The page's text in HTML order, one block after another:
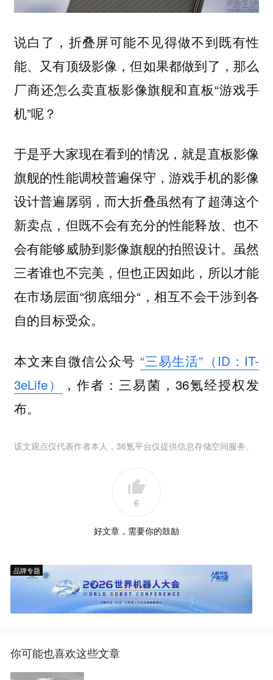
说白了，折叠屏可能不见得做不到既有性
能、又有顶级影像，但如果都做到了，那么
厂商还怎么卖直板影像旗舰和直板“游戏手
机”呢？
于是乎大家现在看到的情况，就是直板影像
旗舰的性能调校普遍保守，游戏手机的影像
设计普遍孱弱，而大折叠虽然有了超薄这个
新卖点，但既不会有充分的性能释放、也不
会有能够威胁到影像旗舰的拍照设计。虽然
三者谁也不完美，但也正因如此，所以才能
在市场层面“彻底细分“，相互不会干涉到各
自的目标受众。
本文来自微信公众号 “三易生活”（ID：IT-
3eLife）
，作者：三易菌，36氪经授权发
布。
该文观点仅代表作者本人，36氪平台仅提供信息存储空间服务。
6
好文章，需要你的鼓励
品牌专题
你可能也喜欢这些文章